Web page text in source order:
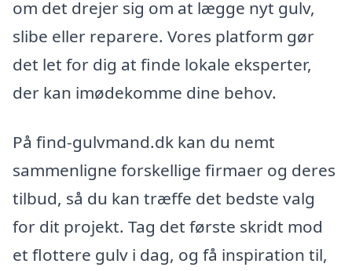
om det drejer sig om at lægge nyt gulv,
slibe eller reparere. Vores platform gør
det let for dig at finde lokale eksperter,
der kan imødekomme dine behov.
På find-gulvmand.dk kan du nemt
sammenligne forskellige firmaer og deres
tilbud, så du kan træffe det bedste valg
for dit projekt. Tag det første skridt mod
et flottere gulv i dag, og få inspiration til,